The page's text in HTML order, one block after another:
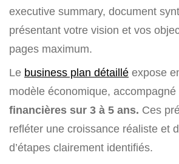
executive summary, document
présentant votre vision et vos
pages maximum.
Le business plan détaillé expose
modèle économique, accompagné
financières sur 3 à 5 ans. Ces
refléter une croissance réaliste et
d’étapes clairement identifiés.